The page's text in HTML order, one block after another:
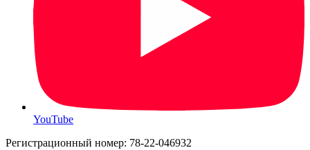
YouTube
Регистрационный номер: 78-22-046932